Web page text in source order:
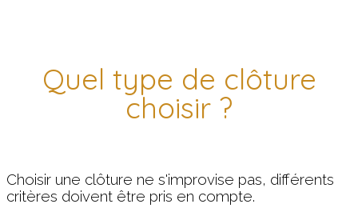
Quel type de clôture
choisir ?
Choisir une clôture ne s'improvise pas, différents
critères doivent être pris en compte.